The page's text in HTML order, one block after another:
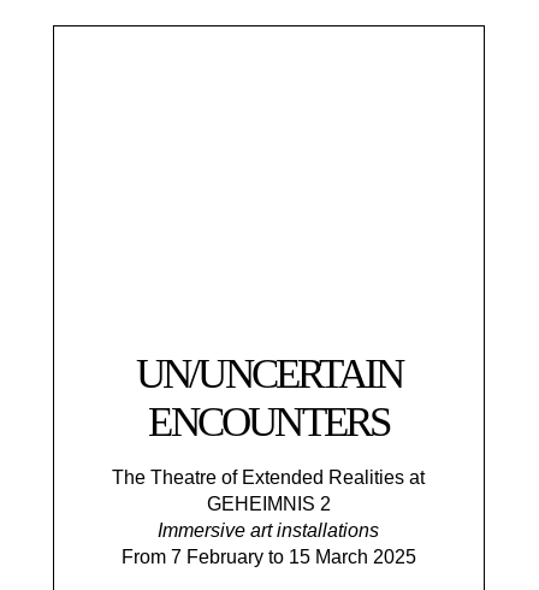
UN/UNCERTAIN
ENCOUNTERS
The Theatre of Extended Realities at
GEHEIMNIS 2
Immersive art installations
From 7 February to 15 March 2025